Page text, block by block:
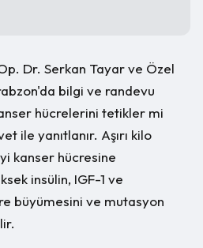
Dr. Serkan Tayar ve Özel
bilgi ve randevu
hücrelerini tetikler mi
ile yanıtlanır. Aşırı kilo
kanser hücresine
insülin, IGF-1 ve
büyümesini ve mutasyon